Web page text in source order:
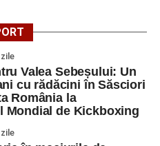
Valea Sebeșului: Un
cu rădăcini în Săsciori
România la
Mondial de Kickboxing